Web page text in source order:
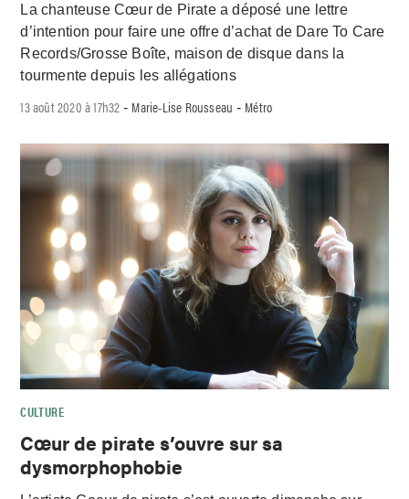
La chanteuse Cœur de Pirate a déposé une lettre
d’intention pour faire une offre d’achat de Dare To Care
Records/Grosse Boîte, maison de disque dans la
tourmente depuis les allégations
13 août 2020 à 17h32 - Marie-Lise Rousseau - Métro
CULTURE
Cœur de pirate s’ouvre sur sa
dysmorphophobie